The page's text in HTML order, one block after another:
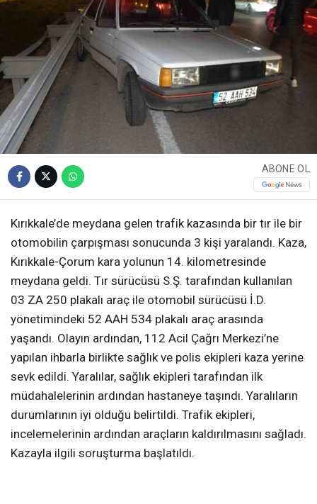
ABONE OL
Kırıkkale’de meydana gelen trafik kazasında bir tır ile bir
otomobilin çarpışması sonucunda 3 kişi yaralandı. Kaza,
Kırıkkale-Çorum kara yolunun 14. kilometresinde
meydana geldi. Tır sürücüsü S.Ş. tarafından kullanılan
03 ZA 250 plakalı araç ile otomobil sürücüsü İ.D.
yönetimindeki 52 AAH 534 plakalı araç arasında
yaşandı. Olayın ardından, 112 Acil Çağrı Merkezi’ne
yapılan ihbarla birlikte sağlık ve polis ekipleri kaza yerine
sevk edildi. Yaralılar, sağlık ekipleri tarafından ilk
müdahalelerinin ardından hastaneye taşındı. Yaralıların
durumlarının iyi olduğu belirtildi. Trafik ekipleri,
incelemelerinin ardından araçların kaldırılmasını sağladı.
Kazayla ilgili soruşturma başlatıldı.